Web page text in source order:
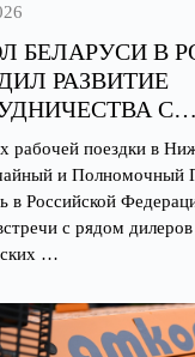
БЕЛАРУСИ В
РАЗВИТИЕ
С
В
рабочей поездки в
и Полномочный
в Российской
с рядом
…